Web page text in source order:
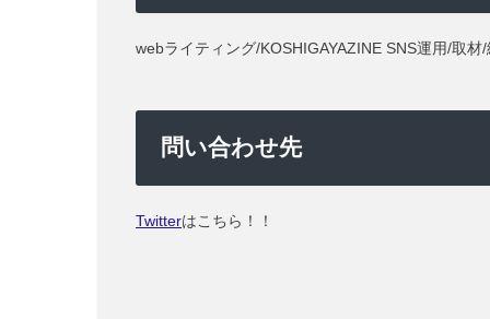
webライティング/KOSHIGAYAZINE SNS運用/取材
問い合わせ先
Twitterはこちら！！